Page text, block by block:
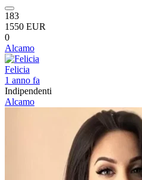
183
1550 EUR
0
Alcamo
Felicia
1 anno fa
Indipendenti
Alcamo